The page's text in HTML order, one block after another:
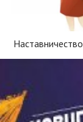
Наставничество